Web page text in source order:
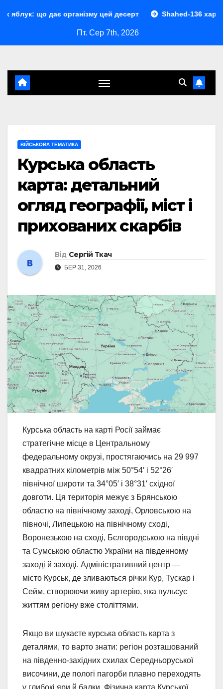
організму цей десерт Shahed-136 характеристики:
Пт. Сер 7th, 2026
ВІЙСЬКОВА ТЕМАТИКА
Курська область
карта: детальний
огляд географії, міст і
прихованих скарбів
Від Сергій Ткач
БЕР 31, 2026
Курська область на карті Росії займає
стратегічне місце в Центральному
федеральному окрузі, простягаючись на 29 997
квадратних кілометрів між 50°54′ і 52°26′
північної широти та 34°05′ і 38°31′ східної
довготи. Ця територія межує з Брянською
областю на північному заході, Орловською на
півночі, Липецькою на північному сході,
Воронезькою на сході, Бєлгородською на півдні
та Сумською областю України на південному
заході й заході. Адміністративний центр —
місто Курськ, де зливаються річки Кур, Тускар і
Сейм, створюючи живу артерію, яка пульсує
життям регіону вже століттями.
Якщо ви шукаєте курська область карта з
деталями, то варто знати: регіон розташований
на південно-західних схилах Середньоруської
височини, де пологі пагорби плавно переходять